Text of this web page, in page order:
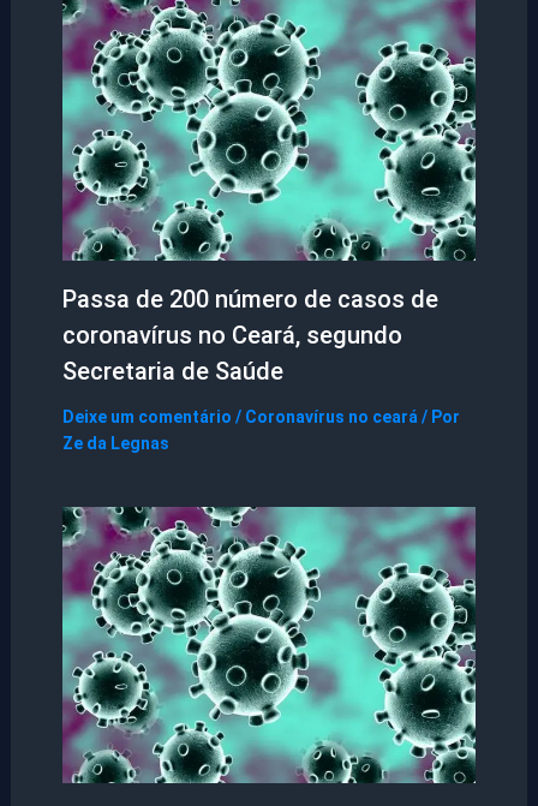
Passa de 200 número de casos de
coronavírus no Ceará, segundo
Secretaria de Saúde
Deixe um comentário / Coronavírus no ceará/ Por
Ze da Legnas